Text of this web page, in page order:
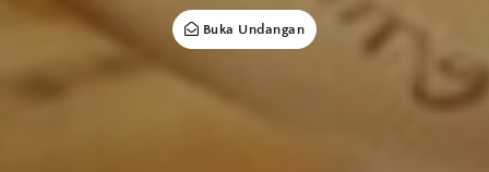
Simpan di Kalender
Buka Undangan